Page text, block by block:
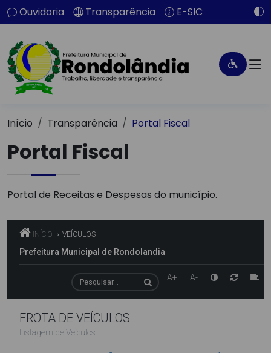
Ouvidoria Transparência E-SIC
Início Transparência Portal Fiscal
Portal Fiscal
Portal de Receitas e Despesas do município.